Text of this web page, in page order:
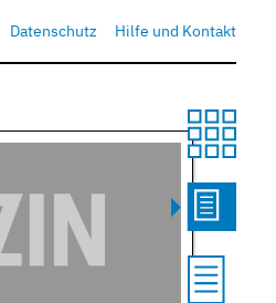
Datenschutz Hilfe und Kontakt